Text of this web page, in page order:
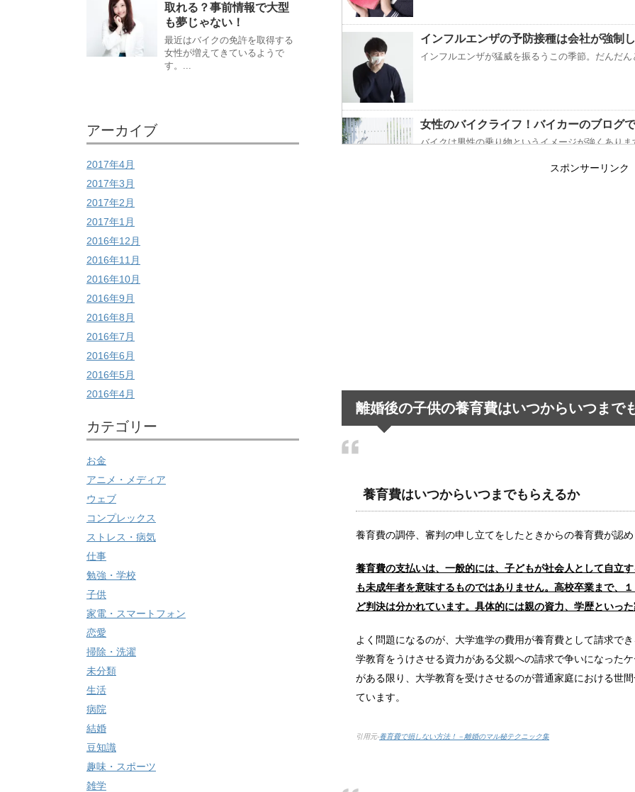
インフルエンザの予防接種は会社が強制
インフルエンザが猛威を振るうこの季節。だんだ
女性のバイクライフ！バイカーのブログ
バイクは男性の乗り物というイメージが強くあり
最近はイクメンなどという言葉がもてはやされ、家
中学生にもなると好きな人と付き合うようになる
インフルエンザに感染したら会社に報告
インフルエンザに感染した場合、それでも会社を休
男の子は中学生頃になると、食事の量が一気に増え
スポンサーリンク
離婚後の子供の養育費はいつからいつまで
養育費はいつからいつまでもらえるか
養育費の調停、審判の申し立てをしたときからの養育費が認め
養育費の支払いは、一般的には、子どもが社会人として自立
も未成年者を意味するものではありません。高校卒業まで、
ど判決は分かれています。具体的には親の資力、学歴といっ
よく問題になるのが、大学進学の費用が養育費として請求で
学教育をうけさせる資力がある父親への請求で争いになった
がある限り、大学教育を受けさせるのが普通家庭における世
ています。
引用元-養育費で損しない方法！－離婚のマル秘テクニック集
取れる？事前情報で大型
も夢じゃない！
最近はバイクの免許を取得する
女性が増えてきているようで
す。...
アーカイブ
2017年4月
2017年3月
2017年2月
2017年1月
2016年12月
2016年11月
2016年10月
2016年9月
2016年8月
2016年7月
2016年6月
2016年5月
2016年4月
カテゴリー
お金
アニメ・メディア
ウェブ
コンプレックス
ストレス・病気
仕事
勉強・学校
子供
家電・スマートフォン
恋愛
掃除・洗濯
未分類
生活
病院
結婚
豆知識
趣味・スポーツ
雑学